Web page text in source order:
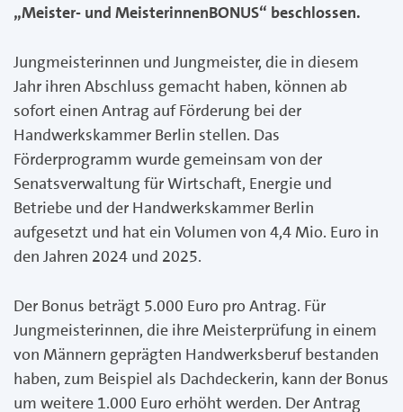
„Meister- und MeisterinnenBONUS“ beschlossen.
Jungmeisterinnen und Jungmeister, die in diesem
Jahr ihren Abschluss gemacht haben, können ab
sofort einen Antrag auf Förderung bei der
Handwerkskammer Berlin stellen. Das
Förderprogramm wurde gemeinsam von der
Senatsverwaltung für Wirtschaft, Energie und
Betriebe und der Handwerkskammer Berlin
aufgesetzt und hat ein Volumen von 4,4 Mio. Euro in
den Jahren 2024 und 2025.
Der Bonus beträgt 5.000 Euro pro Antrag. Für
Jungmeisterinnen, die ihre Meisterprüfung in einem
von Männern geprägten Handwerksberuf bestanden
haben, zum Beispiel als Dachdeckerin, kann der Bonus
um weitere 1.000 Euro erhöht werden. Der Antrag